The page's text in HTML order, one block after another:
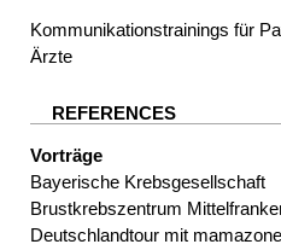
Kommunikationstrainings für
Ärzte
REFERENCES
Vorträge
Bayerische Krebsgesellschaft
Brustkrebszentrum
Deutschlandtour mit